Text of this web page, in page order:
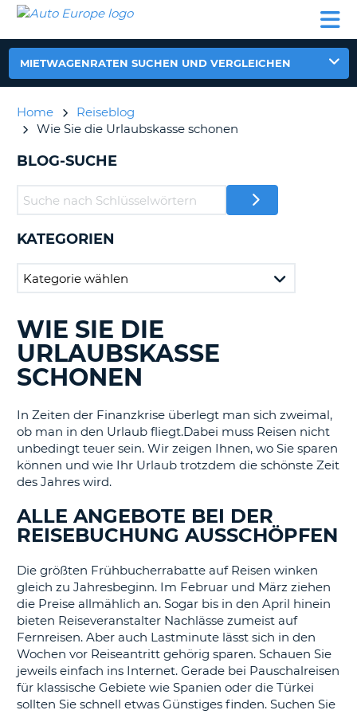
MIETWAGEN
WOHNMOBILE
AUTO
EUROPE
MIETWAGEN
WOHNMOBILE
PARTNER
HILFE
MEIN
KONTO
BUCHUNG
MIETWAGENRATEN SUCHEN UND VERGLEICHEN
Home
Reiseblog
Wie Sie die Urlaubskasse schonen
BLOG-SUCHE
KATEGORIEN
DURCHSUCHE
BLOGS......
WIE SIE DIE
URLAUBSKASSE
SCHONEN
In Zeiten der Finanzkrise überlegt man sich zweimal,
ob man in den Urlaub fliegt.Dabei muss Reisen nicht
unbedingt teuer sein. Wir zeigen Ihnen, wo Sie sparen
können und wie Ihr Urlaub trotzdem die schönste Zeit
des Jahres wird.
ALLE ANGEBOTE BEI DER
REISEBUCHUNG AUSSCHÖPFEN
Die größten Frühbucherrabatte auf Reisen winken
gleich zu Jahresbeginn. Im Februar und März ziehen
die Preise allmählich an. Sogar bis in den April hinein
bieten Reiseveranstalter Nachlässe zumeist auf
Fernreisen. Aber auch Lastminute lässt sich in den
Wochen vor Reiseantritt gehörig sparen. Schauen Sie
jeweils einfach ins Internet. Gerade bei Pauschalreisen
für klassische Gebiete wie Spanien oder die Türkei
sollten Sie schnell etwas Günstiges finden. Suchen Sie